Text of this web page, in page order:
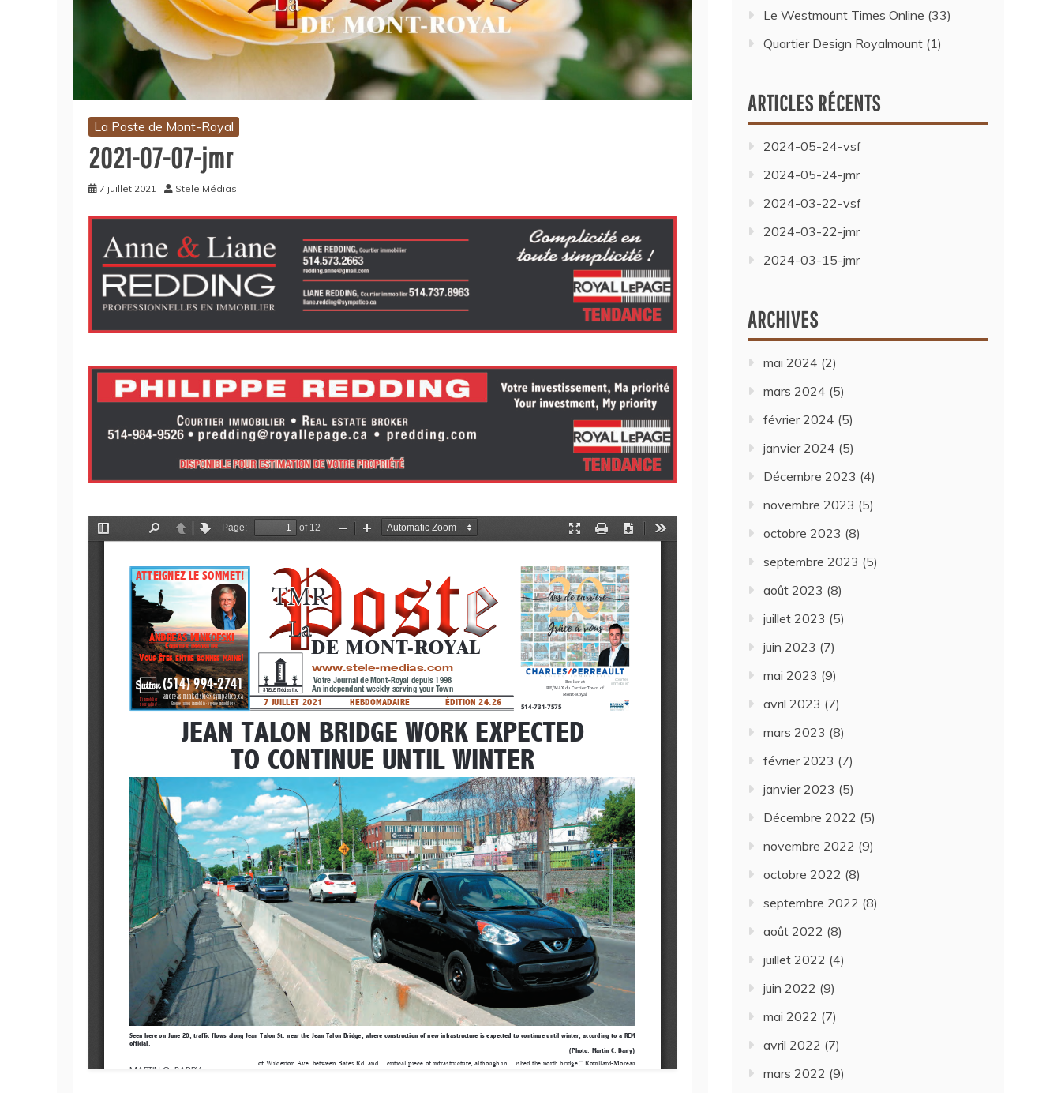
La Poste de Mont-Royal
2021-07-07-jmr
7 juillet 2021 Stele Médias
Le Westmount Times Online (33)
Quartier Design Royalmount (1)
ARTICLES RÉCENTS
2024-05-24-vsf
2024-05-24-jmr
2024-03-22-vsf
2024-03-22-jmr
2024-03-15-jmr
ARCHIVES
mai 2024 (2)
mars 2024 (5)
février 2024 (5)
janvier 2024 (5)
Décembre 2023 (4)
novembre 2023 (5)
octobre 2023 (8)
septembre 2023 (5)
août 2023 (8)
juillet 2023 (5)
juin 2023 (7)
mai 2023 (9)
avril 2023 (7)
mars 2023 (8)
février 2023 (7)
janvier 2023 (5)
Décembre 2022 (5)
novembre 2022 (9)
octobre 2022 (8)
septembre 2022 (8)
août 2022 (8)
juillet 2022 (4)
juin 2022 (9)
mai 2022 (7)
avril 2022 (7)
mars 2022 (9)